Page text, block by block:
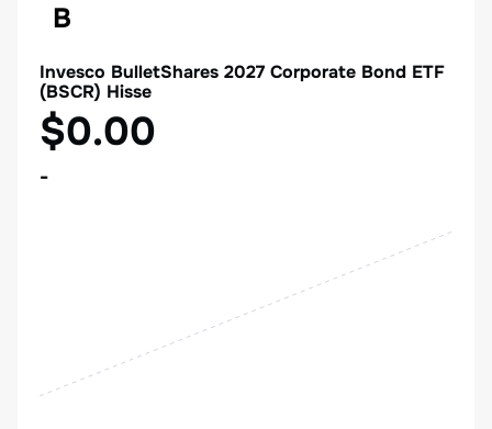
B
Invesco BulletShares 2027 Corporate Bond ETF
(BSCR) Hisse
$0.00
-